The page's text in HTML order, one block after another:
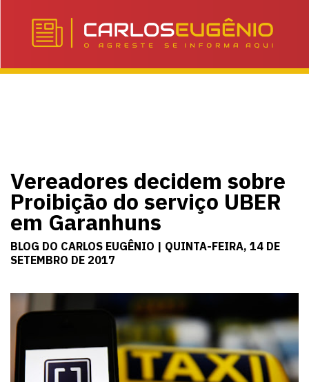
Vereadores decidem sobre
Proibição do serviço UBER
em Garanhuns
BLOG DO CARLOS EUGÊNIO | QUINTA-FEIRA, 14 DE
SETEMBRO DE 2017